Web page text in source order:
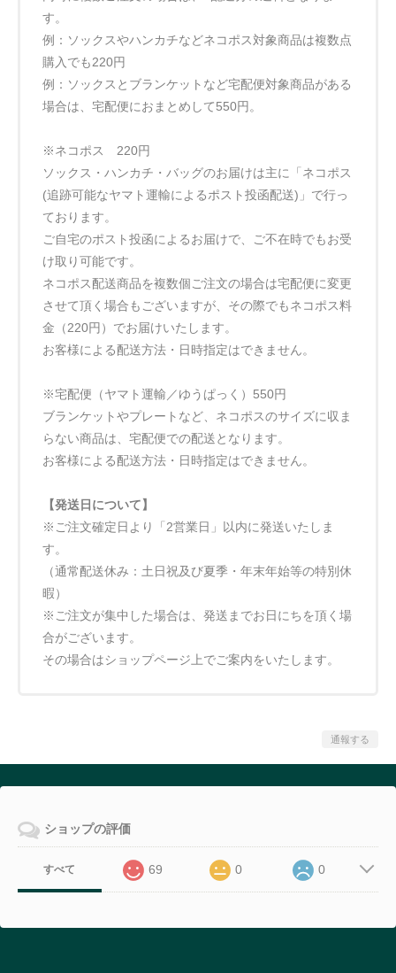
す。
例：ソックスやハンカチなどネコポス対象商品は複数点
購入でも220円
例：ソックスとブランケットなど宅配便対象商品がある
場合は、宅配便におまとめして550円。
※ネコポス 220円
ソックス・ハンカチ・バッグのお届けは主に「ネコポス
(追跡可能なヤマト運輸によるポスト投函配送)」で行っ
ております。
ご自宅のポスト投函によるお届けで、ご不在時でもお受
け取り可能です。
ネコポス配送商品を複数個ご注文の場合は宅配便に変更
させて頂く場合もございますが、その際でもネコポス料
金（220円）でお届けいたします。
お客様による配送方法・日時指定はできません。
※宅配便（ヤマト運輸／ゆうぱっく）550円
ブランケットやプレートなど、ネコポスのサイズに収ま
らない商品は、宅配便での配送となります。
お客様による配送方法・日時指定はできません。
【発送日について】
※ご注文確定日より「2営業日」以内に発送いたしま
す。
（通常配送休み：土日祝及び夏季・年末年始等の特別休
暇）
※ご注文が集中した場合は、発送までお日にちを頂く場
合がございます。
その場合はショップページ上でご案内をいたします。
通報する
ショップの評価
すべて 69 0 0